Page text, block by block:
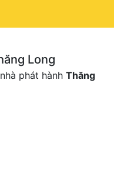
Long
phát hành Thăng